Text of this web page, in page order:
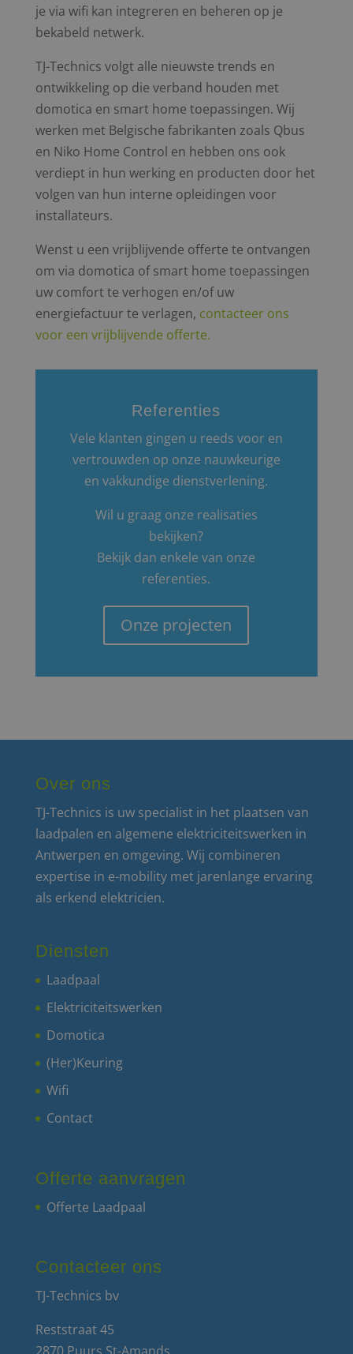
je via wifi kan integreren en beheren op je
bekabeld netwerk.
TJ-Technics volgt alle nieuwste trends en
ontwikkeling op die verband houden met
domotica en smart home toepassingen. Wij
werken met Belgische fabrikanten zoals Qbus
en Niko Home Control en hebben ons ook
verdiept in hun werking en producten door het
volgen van hun interne opleidingen voor
installateurs.
Wenst u een vrijblijvende offerte te ontvangen
om via domotica of smart home toepassingen
uw comfort te verhogen en/of uw
energiefactuur te verlagen, contacteer ons
voor een vrijblijvende offerte.
Referenties
Vele klanten gingen u reeds voor en
vertrouwden op onze nauwkeurige
en vakkundige dienstverlening.
Wil u graag onze realisaties
bekijken?
Bekijk dan enkele van onze
referenties.
Onze projecten
Over ons
TJ-Technics is uw specialist in het plaatsen van
laadpalen en algemene elektriciteitswerken in
Antwerpen en omgeving. Wij combineren
expertise in e-mobility met jarenlange ervaring
als erkend elektricien.
Diensten
Laadpaal
Elektriciteitswerken
Domotica
(Her)Keuring
Wifi
Contact
Offerte aanvragen
Offerte Laadpaal
Contacteer ons
TJ-Technics bv
Reststraat 45